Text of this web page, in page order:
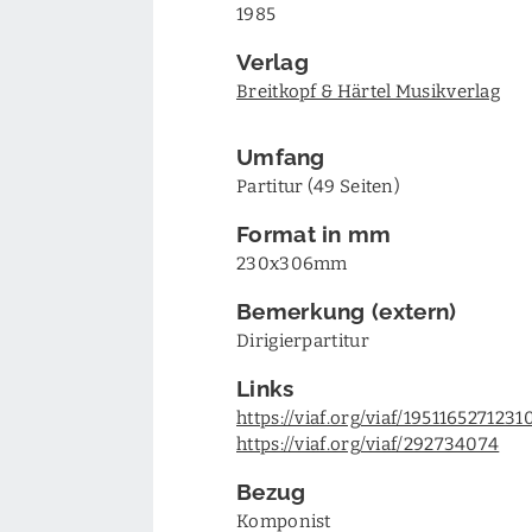
1985
Verlag
Breitkopf & Härtel Musikverlag
Umfang
Partitur (49 Seiten)
Format in mm
230x306mm
Bemerkung (extern)
Dirigierpartitur
Links
https://viaf.org/viaf/
https://viaf.org/viaf/292734074
Bezug
Komponist